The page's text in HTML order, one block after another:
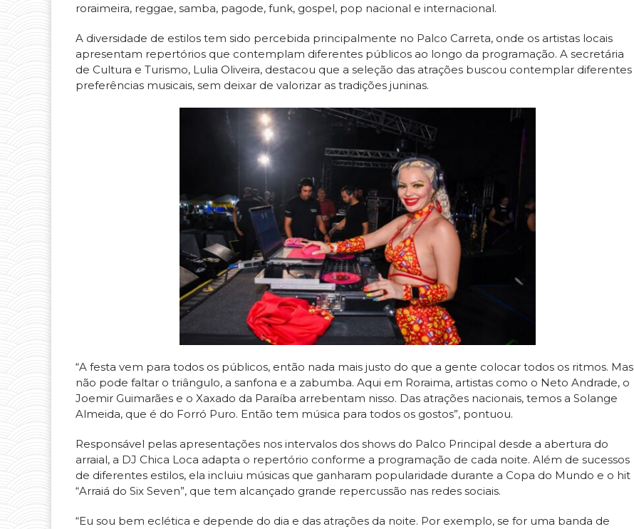
roraimeira, reggae, samba, pagode, funk, gospel, pop nacional e internacional.
A diversidade de estilos tem sido percebida principalmente no Palco Carreta, onde os artistas locais
apresentam repertórios que contemplam diferentes públicos ao longo da programação. A secretária
de Cultura e Turismo, Lulia Oliveira, destacou que a seleção das atrações buscou contemplar diferentes
preferências musicais, sem deixar de valorizar as tradições juninas.
“A festa vem para todos os públicos, então nada mais justo do que a gente colocar todos os ritmos. Mas
não pode faltar o triângulo, a sanfona e a zabumba. Aqui em Roraima, artistas como o Neto Andrade, o
Joemir Guimarães e o Xaxado da Paraíba arrebentam nisso. Das atrações nacionais, temos a Solange
Almeida, que é do Forró Puro. Então tem música para todos os gostos”, pontuou.
Responsável pelas apresentações nos intervalos dos shows do Palco Principal desde a abertura do
arraial, a DJ Chica Loca adapta o repertório conforme a programação de cada noite. Além de sucessos
de diferentes estilos, ela incluiu músicas que ganharam popularidade durante a Copa do Mundo e o hit
“Arraiá do Six Seven”, que tem alcançado grande repercussão nas redes sociais.
“Eu sou bem eclética e depende do dia e das atrações da noite. Por exemplo, se for uma banda de